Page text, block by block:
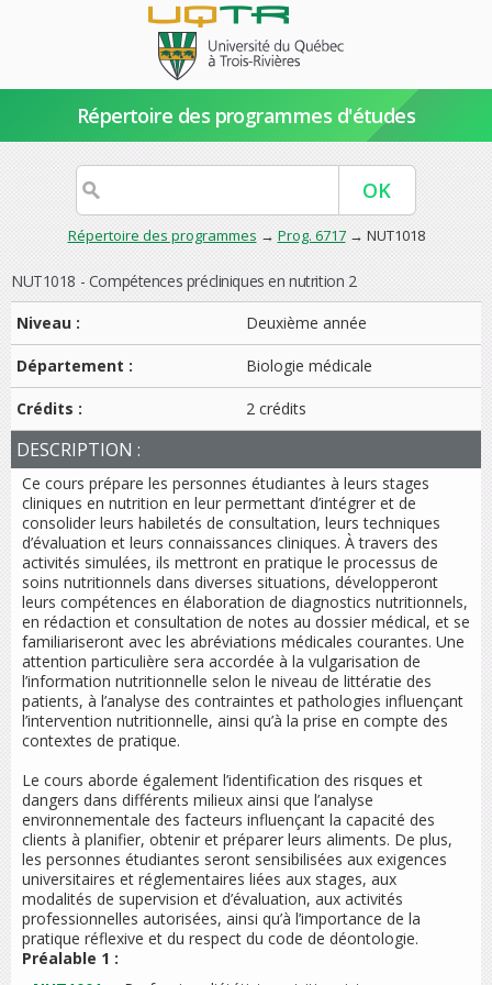
Répertoire des programmes d'études
Répertoire des programmes → Prog. 6717→ NUT1018
NUT1018 - Compétences précliniques en nutrition 2
Niveau :
Deuxième année
Département : Biologie médicale
Crédits : 2 crédits
DESCRIPTION :
Ce cours prépare les personnes étudiantes à leurs stages
cliniques en nutrition en leur permettant d’intégrer et de
consolider leurs habiletés de consultation, leurs techniques
d’évaluation et leurs connaissances cliniques. À travers des
activités simulées, ils mettront en pratique le processus de
soins nutritionnels dans diverses situations, développeront
leurs compétences en élaboration de diagnostics nutritionnels,
en rédaction et consultation de notes au dossier médical, et se
familiariseront avec les abréviations médicales courantes. Une
attention particulière sera accordée à la vulgarisation de
l’information nutritionnelle selon le niveau de littératie des
patients, à l’analyse des contraintes et pathologies influençant
l’intervention nutritionnelle, ainsi qu’à la prise en compte des
contextes de pratique.
Le cours aborde également l’identification des risques et
dangers dans différents milieux ainsi que l’analyse
environnementale des facteurs influençant la capacité des
clients à planifier, obtenir et préparer leurs aliments. De plus,
les personnes étudiantes seront sensibilisées aux exigences
universitaires et réglementaires liées aux stages, aux
modalités de supervision et d’évaluation, aux activités
professionnelles autorisées, ainsi qu’à l’importance de la
pratique réflexive et du respect du code de déontologie.
Préalable 1 :